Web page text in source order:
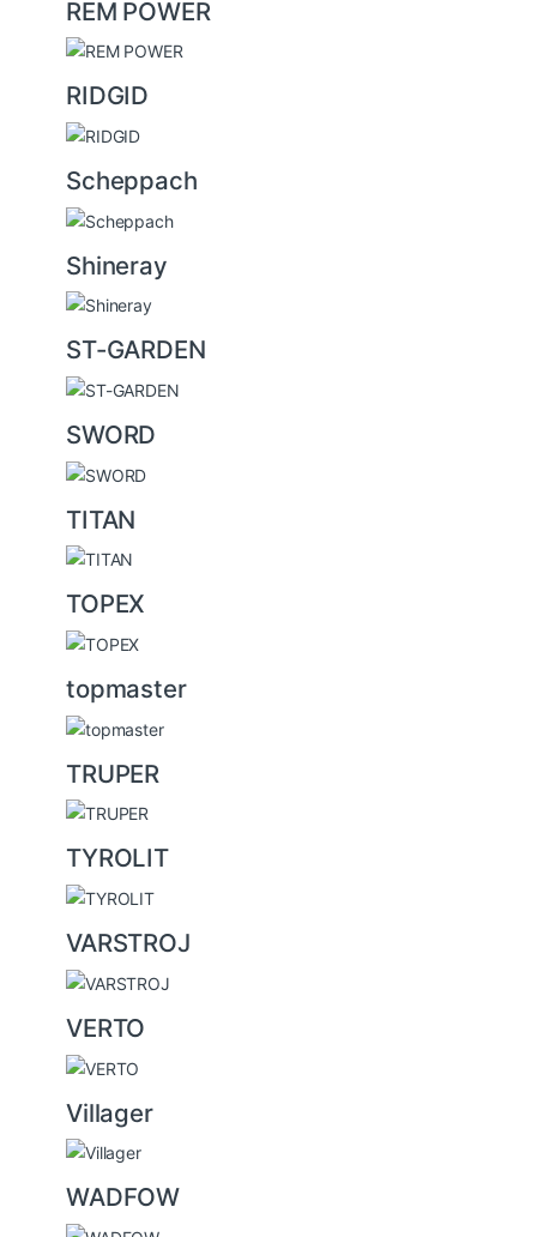
REM POWER
RIDGID
Scheppach
Shineray
ST-GARDEN
SWORD
TITAN
TOPEX
topmaster
TRUPER
TYROLIT
VARSTROJ
VERTO
Villager
WADFOW